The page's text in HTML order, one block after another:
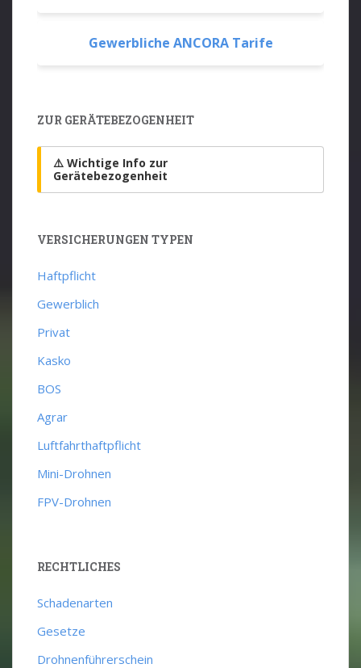
Gewerbliche ANCORA Tarife
ZUR GERÄTEBEZOGENHEIT
⚠️ Wichtige Info zur
Gerätebezogenheit
VERSICHERUNGEN TYPEN
Haftpflicht
Gewerblich
Privat
Kasko
BOS
Agrar
Luftfahrthaftpflicht
Mini-Drohnen
FPV-Drohnen
RECHTLICHES
Schadenarten
Gesetze
Drohnenführerschein